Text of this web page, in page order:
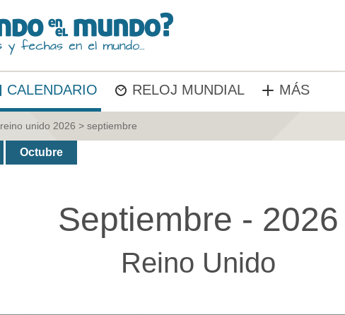
CALENDARIO RELOJ MUNDIAL MÁS
reino unido 2026 > septiembre
Octubre
Septiembre - 2026
Reino Unido